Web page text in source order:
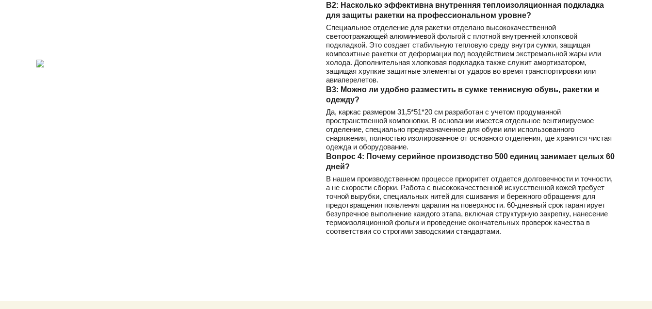
В2: Насколько эффективна внутренняя теплоизоляционная подкладка
для защиты ракетки на профессиональном уровне?
Специальное отделение для ракетки отделано высококачественной
светоотражающей алюминиевой фольгой с плотной внутренней хлопковой
подкладкой. Это создает стабильную тепловую среду внутри сумки, защищая
композитные ракетки от деформации под воздействием экстремальной жары или
холода. Дополнительная хлопковая подкладка также служит амортизатором,
защищая хрупкие защитные элементы от ударов во время транспортировки или
авиаперелетов.
В3: Можно ли удобно разместить в сумке теннисную обувь, ракетки и
одежду?
Да, каркас размером 31,5*51*20 см разработан с учетом продуманной
пространственной компоновки. В основании имеется отдельное вентилируемое
отделение, специально предназначенное для обуви или использованного
снаряжения, полностью изолированное от основного отделения, где хранится чистая
одежда и оборудование.
Вопрос 4: Почему серийное производство 500 единиц занимает целых 60
дней?
В нашем производственном процессе приоритет отдается долговечности и точности,
а не скорости сборки. Работа с высококачественной искусственной кожей требует
точной вырубки, специальных нитей для сшивания и бережного обращения для
предотвращения появления царапин на поверхности. 60-дневный срок гарантирует
безупречное выполнение каждого этапа, включая структурную закрепку, нанесение
термоизоляционной фольги и проведение окончательных проверок качества в
соответствии со строгими заводскими стандартами.